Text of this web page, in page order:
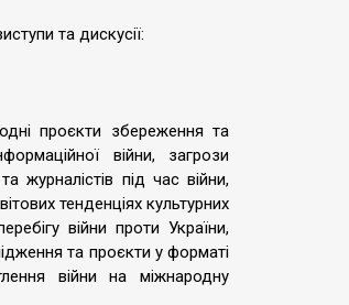
та дискусії:
проєкти збереження та
війни, загрози
журналістів під час війни,
тенденціях культурних
війни проти України,
та проєкти у форматі
війни на міжнародну